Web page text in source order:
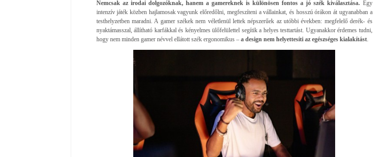
Nemcsak az irodai dolgozóknak, hanem a gamereknek is különösen fontos a jó szék kiválasztása. Egy
intenzív játék közben hajlamosak vagyunk előredőlni, megfeszíteni a vállainkat, és hosszú órákon át ugyanabban a
testhelyzetben maradni. A gamer székek nem véletlenül lettek népszerűek az utóbbi években: megfelelő derék- és
nyaktámasszal, állítható karfákkal és kényelmes ülőfelülettel segítik a helyes testtartást. Ugyanakkor érdemes tudni,
hogy nem minden gamer névvel ellátott szék ergonomikus – a design nem helyettesíti az egészséges kialakítást.